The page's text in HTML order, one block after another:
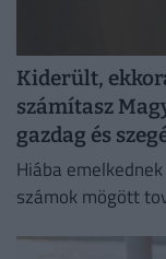
Kiderült,
számítasz
gazdag és
Hiába
számok mögött